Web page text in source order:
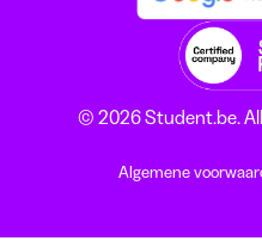
© 2026 Student.be.
Algemene